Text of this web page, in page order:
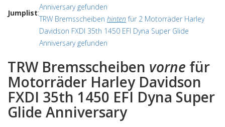
Jumplist:
Anniversary gefunden
TRW Bremsscheiben hinten für 2 Motorräder Harley
Davidson FXDI 35th 1450 EFI Dyna Super Glide
Anniversary gefunden
TRW Bremsscheiben vorne für
Motorräder Harley Davidson
FXDI 35th 1450 EFI Dyna Super
Glide Anniversary